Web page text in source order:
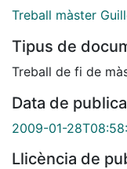
Treball màster
Tipus de
Treball de fi de
Data de
2009-01-
Llicència de